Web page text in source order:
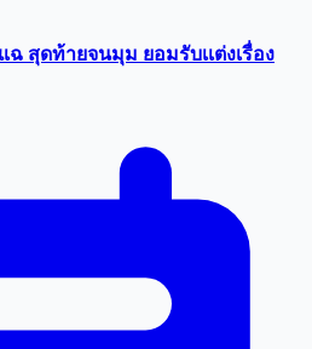
สุดท้ายจนมุม ยอมรับเเต่งเรื่อง